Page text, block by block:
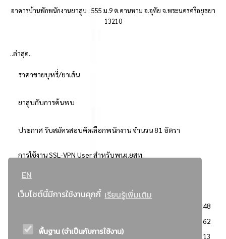
EN
เว็บไซต์นี้มีการใช้งานคุกกี้ เรียนรู้เพิ่มเติม
พื้นฐาน (จำเป็นกับการใช้งาน)
อาคารบ้านพักพนักงานยาสูบ : 555 ม.9 ต.คานหาม อ.อุทัย จ.พระนครศรีอยุธยา
13210
..ล่าสุด..
ราคาขายบุหรี่/ยาเส้น
ยาสูบกับการค้นพบ
ประกาศ รับสมัครสอบคัดเลือกพนักงาน จำนวน 81 อัตรา
การใช้งาน SSL-VPN User สำหรับพนง.ยสท.
..ยอดนิยม..
3248
2362
: วิธีเฉพาะเจาะจง
2113